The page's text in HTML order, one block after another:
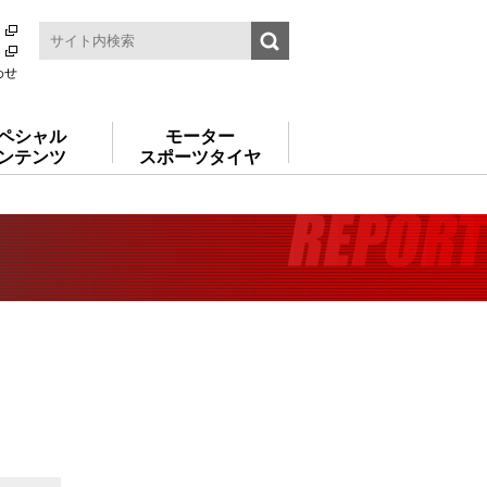
せ
シャル
テンツ
モーター
スポーツタイヤ